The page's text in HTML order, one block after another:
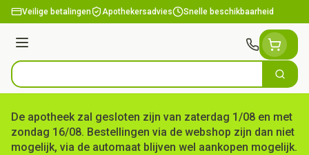
Ga naar de inhoud
Veilige betalingen Apothekersadvies Snelle beschikbaarheid
Menu
Product, merk, categorie... Zoek
De apotheek zal gesloten zijn van zaterdag 1/08 en met
zondag 16/08. Bestellingen via de webshop zijn dan niet
mogelijk, via de automaat blijven wel aankopen mogelijk.